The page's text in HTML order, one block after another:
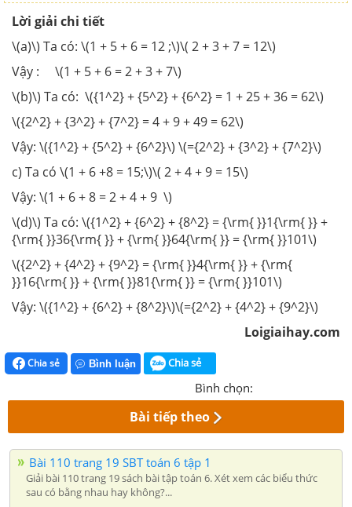
Lời giải chi tiết
\(a)\) Ta có: \(1 + 5 + 6 = 12 ;\)\( 2 + 3 + 7 = 12\)
Vậy : \(1 + 5 + 6 = 2 + 3 + 7\)
\(b)\) Ta có: \({1^2} + {5^2} + {6^2} = 1 + 25 + 36 = 62\)
\({2^2} + {3^2} + {7^2} = 4 + 9 + 49 = 62\)
Vậy: \({1^2} + {5^2} + {6^2}\) \(={2^2} + {3^2} + {7^2}\)
c) Ta có \(1 + 6 +8 = 15;\)\( 2 + 4 + 9 = 15\)
Vậy: \(1 + 6 + 8 = 2 + 4 + 9 \)
\(d)\) Ta có: \({1^2} + {6^2} + {8^2} = {\rm{ }}1{\rm{ }} +
{\rm{ }}36{\rm{ }} + {\rm{ }}64{\rm{ }} = {\rm{ }}101\)
\({2^2} + {4^2} + {9^2} = {\rm{ }}4{\rm{ }} + {\rm{
}}16{\rm{ }} + {\rm{ }}81{\rm{ }} = {\rm{ }}101\)
Vậy: \({1^2} + {6^2} + {8^2}\)\(={2^2} + {4^2} + {9^2}\)
Loigiaihay.com
Chia sẻ Bình luận Chia sẻ
Bình chọn:
Bài tiếp theo
Bài 110 trang 19 SBT toán 6 tập 1
Giải bài 110 trang 19 sách bài tập toán 6. Xét xem các biểu thức
sau có bằng nhau hay không?...